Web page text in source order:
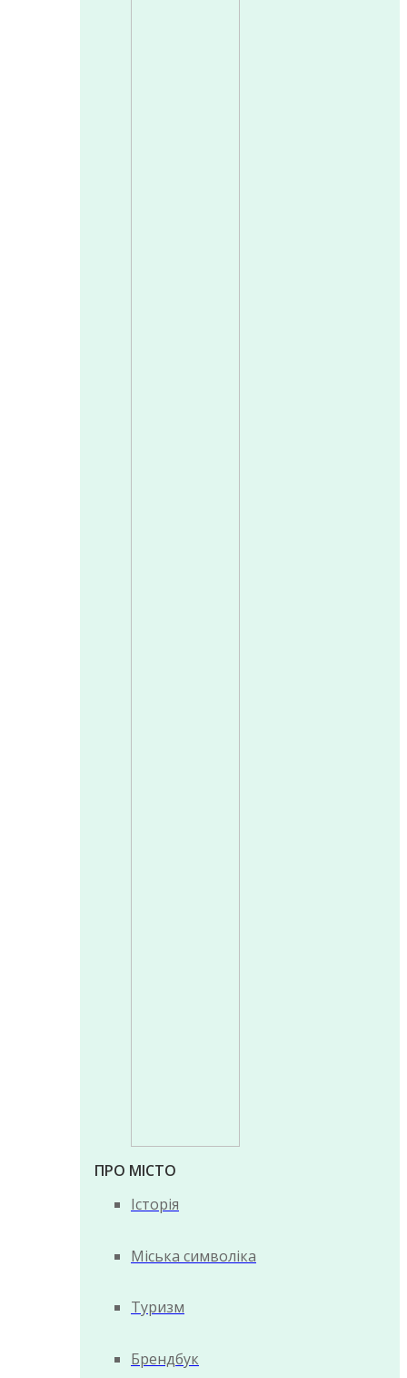
ПРО МІСТО
Історія
Міська символіка
Туризм
Брендбук